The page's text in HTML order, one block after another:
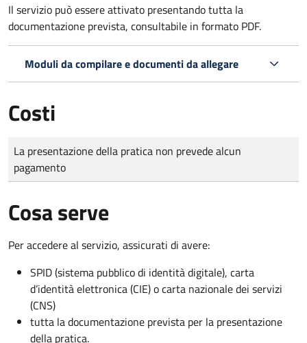
Il servizio può essere attivato presentando tutta la
documentazione prevista, consultabile in formato PDF.
Moduli da compilare e documenti da allegare
Costi
Tipo di pagamento
Importo
La presentazione della pratica non prevede alcun
pagamento
Cosa serve
Per accedere al servizio, assicurati di avere:
SPID (sistema pubblico di identità digitale), carta
d’identità elettronica (CIE) o carta nazionale dei servizi
(CNS)
tutta la documentazione prevista per la presentazione
della pratica.